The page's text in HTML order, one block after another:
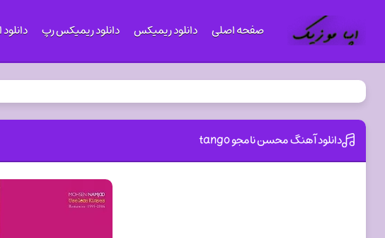
صفحه اصلی دانلود ریمیکس دانلود ریمیکس رپ
دانلود آهنگ محسن نامجو tango